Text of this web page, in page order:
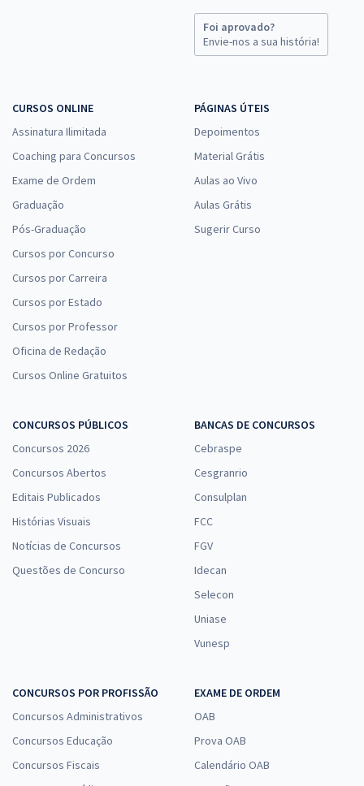
Individualizada de Peças Profissionais e Questões Discursivas
29,90
Curso Gratuito - 2ª Fase OAB — 47º Exame
ou R$ 178,80 à vista
Previdenciário
14,90
ou R$ 178,80 à vista
Comprar
Advocacia de Sucesso Gran OAB — Aspectos Práticos do Direito
Processual Penal
14,90
Foi aprovado?
Envie-nos a sua história!
CURSOS ONLINE
Assinatura Ilimitada
Coaching para Concursos
Exame de Ordem
Graduação
Pós-Graduação
Cursos por Concurso
Cursos por Carreira
Cursos por Estado
Cursos por Professor
Oficina de Redação
Cursos Online Gratuitos
PÁGINAS ÚTEIS
Depoimentos
Material Grátis
Aulas ao Vivo
Aulas Grátis
Sugerir Curso
CONCURSOS PÚBLICOS
Concursos 2026
Concursos Abertos
Editais Publicados
Histórias Visuais
Notícias de Concursos
Questões de Concurso
BANCAS DE CONCURSOS
Cebraspe
Cesgranrio
Consulplan
FCC
FGV
Idecan
Selecon
Uniase
Vunesp
CONCURSOS POR PROFISSÃO
Concursos Administrativos
Concursos Educação
Concursos Fiscais
EXAME DE ORDEM
OAB
Prova OAB
Calendário OAB